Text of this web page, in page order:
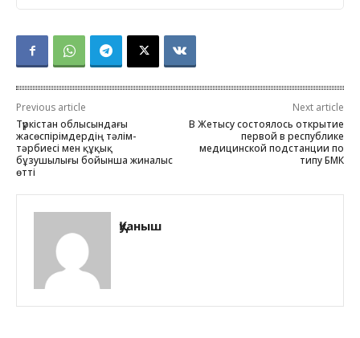
Previous article
Түркістан облысындағы
жасөспірімдердің тәлім-
тәрбиесі мен құқық
бұзушылығы бойынша жиналыс
өтті
Next article
В Жетысу состоялось открытие
первой в республике
медицинской подстанции по
типу БМК
Қуаныш